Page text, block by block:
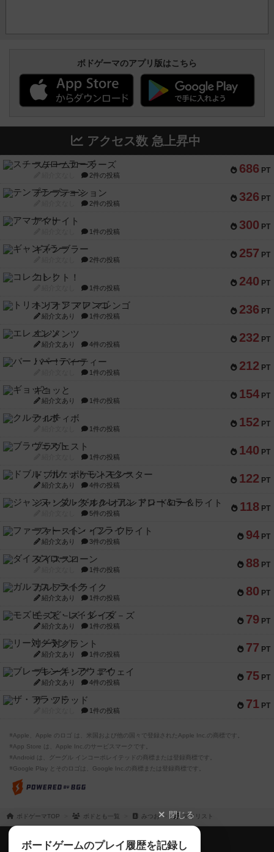
ボドゲーマのアプリ版はこちら
アクセス数 急上昇中
686 PT
スチームローラーズ
2件の投稿
326 PT
テンプテーション
2件の投稿
300 PT
アマナイト
1件の投稿
257 PT
ギャンブラー
2件の投稿
240 PT
コレクト！
1件の投稿
236 PT
トリオンフ ア マレンゴ
紹介文あり 1件の投稿
232 PT
エレメンツ
紹介文あり 4件の投稿
212 PT
バー！パーティー
1件の投稿
154 PT
ギョッと
紹介文あり 1件の投稿
152 PT
クルティボ
1件の投稿
140 PT
ブラヴェスト
1件の投稿
122 PT
ドブル：ポケットモンスター
紹介文あり 4件の投稿
118 PT
ジャンヌ・ダルク-オルレアン ドロー＆ライト
5件の投稿
94 PT
ファースト・イン・フライト
紹介文あり 3件の投稿
88 PT
ダイススローン
1件の投稿
80 PT
ガルフストライク
紹介文あり 1件の投稿
79 PT
モズビ－ズ・レイダ－ズ
紹介文あり 1件の投稿
77 PT
リー対グラント
紹介文あり 1件の投稿
75 PT
ブレーキング・アウェイ
紹介文あり 4件の投稿
71 PT
ザ・フラッド
1件の投稿
※Apple、Apple のロゴ は、米国および他の国々で登録されたApple Inc.の商標です。
※App Store は、Apple Inc.のサービスマークです。
※Android は、グーグル インコーポレイテッドの商標または登録商標です。
※Google Play とそのロゴは、Google Inc.の商標または登録商標です。
ボドゲーマTOP ボドとも一覧 みつお マイリスト
閉じる
ボードゲームのプレイ履歴を記録し
ボドゲーマTOP